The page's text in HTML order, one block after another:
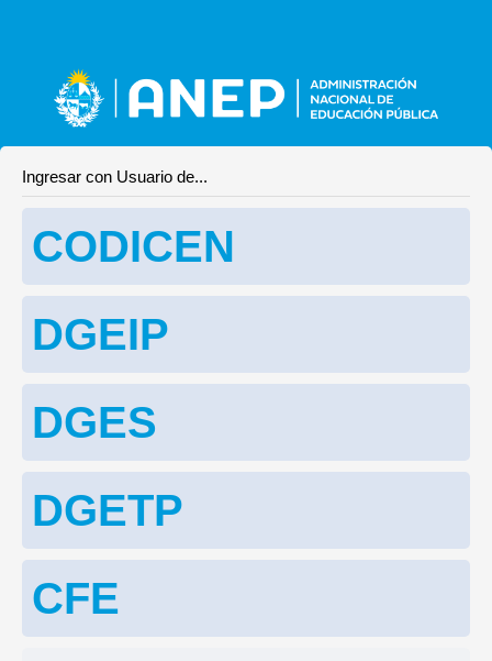
Ingresar con Usuario de...
CODICEN
DGEIP
DGES
DGETP
CFE